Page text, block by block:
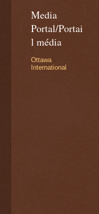
Media
Portal/Portai
l média
Ottawa
International